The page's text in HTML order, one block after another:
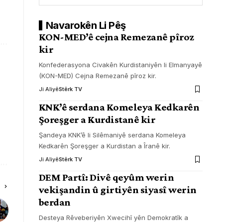
Navarokên Li Pêş
KON-MED’ê cejna Remezanê pîroz
kir
Konfederasyona Civakên Kurdistaniyên li Elmanyayê
(KON-MED) Cejna Remezanê pîroz kir.
Ji AliyêStêrk TV
KNK’ê serdana Komeleya Kedkarên
Şoreşger a Kurdistanê kir
Şandeya KNK’ê li Silêmaniyê serdana Komeleya
Kedkarên Şoreşger a Kurdistan a Îranê kir.
Ji AliyêStêrk TV
DEM Partî: Divê qeyûm werin
vekişandin û girtiyên siyasî werin
berdan
Desteya Rêveberiyên Xwecihî yên Demokratîk a